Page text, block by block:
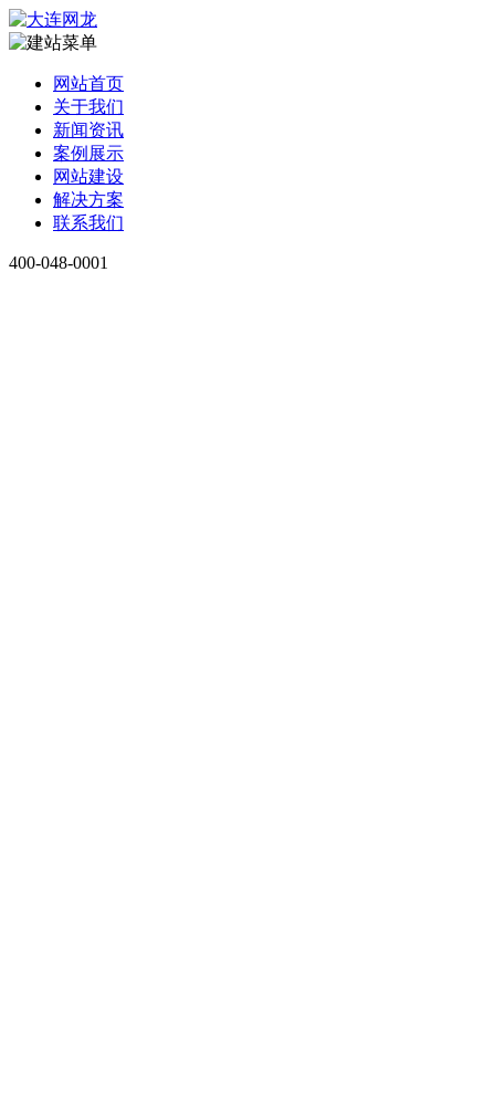
网站首页
关于我们
新闻资讯
案例展示
网站建设
解决方案
联系我们
400-048-0001